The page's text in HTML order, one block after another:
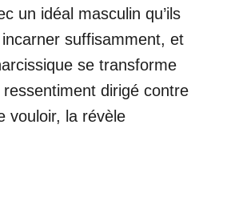
un idéal masculin qu’ils
suffisamment, et
se transforme
dirigé contre
vouloir, la révèle